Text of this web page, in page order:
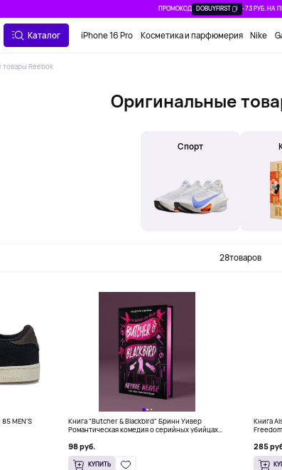
ПРОМОКОД DOBUYFIRST -73 РУБ. НА
Каталог iPhone 16 Pro Косметика и парфюмерия Nike
товары Reebok
Оригинальные
Спорт
28товаров
85 MEN'S
Книга "Butcher & Blackbird" Бринн Уивер
Романтическая комедия о серийных убийцах
98 руб.
КУПИТЬ
Книга
285